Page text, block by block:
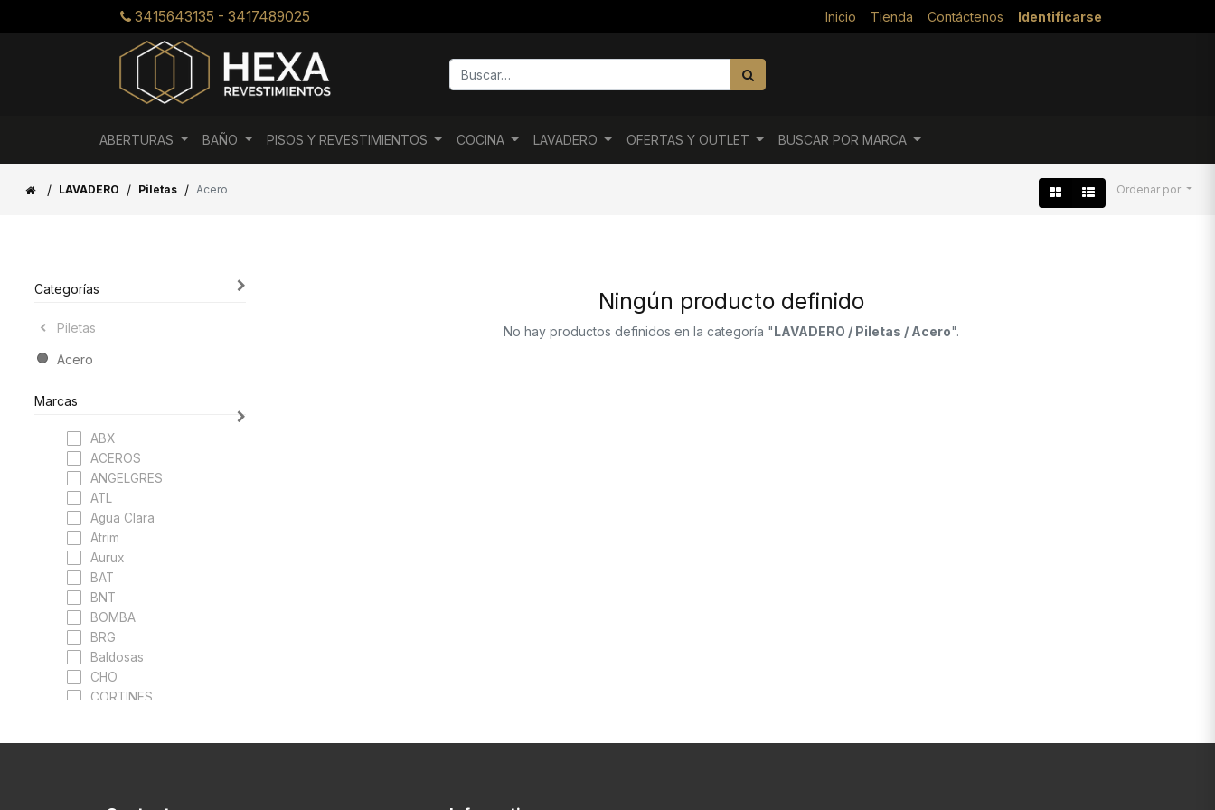
3415643135 - 3417489025 Inicio Tienda Contáctenos Identificarse
ABERTURAS BAÑO PISOS Y REVESTIMIENTOS COCINA LAVADERO OFERTAS Y OUTLET BUSCAR POR MARCA
/ LAVADERO / Piletas / Acero Ordenar por
Categorías
Piletas
Acero
Marcas
ABX
ACEROS
ANGELGRES
ATL
Agua Clara
Atrim
Aurux
BAT
BNT
BOMBA
BRG
Baldosas
CHO
CORTINES
Ningún producto definido
No hay productos definidos en la categoría "LAVADERO / Piletas / Acero".